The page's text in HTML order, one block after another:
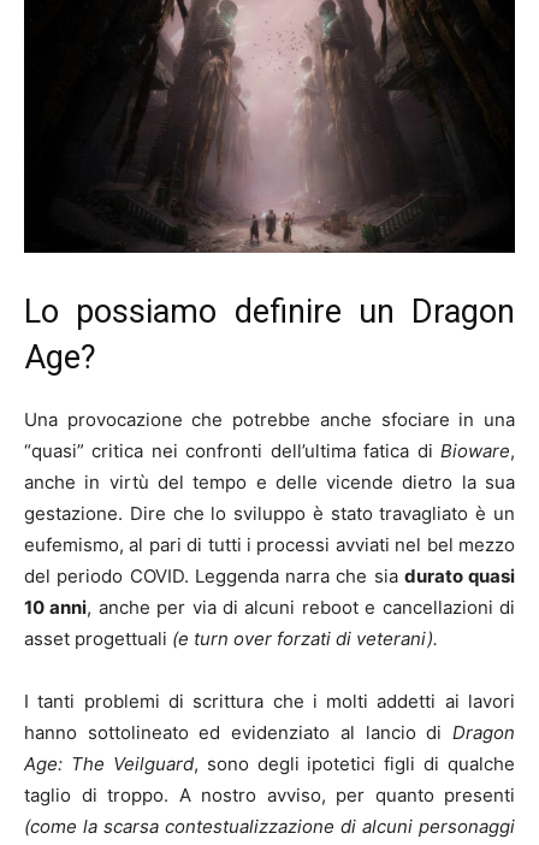
Lo possiamo definire un Dragon
Age?
Una provocazione che potrebbe anche sfociare in una
“quasi” critica nei confronti dell’ultima fatica di Bioware,
anche in virtù del tempo e delle vicende dietro la sua
gestazione. Dire che lo sviluppo è stato travagliato è un
eufemismo, al pari di tutti i processi avviati nel bel mezzo
del periodo COVID. Leggenda narra che sia durato quasi
10 anni, anche per via di alcuni reboot e cancellazioni di
asset progettuali (e turn over forzati di veterani).
I tanti problemi di scrittura che i molti addetti ai lavori
hanno sottolineato ed evidenziato al lancio di Dragon
Age: The Veilguard, sono degli ipotetici figli di qualche
taglio di troppo. A nostro avviso, per quanto presenti
(come la scarsa contestualizzazione di alcuni personaggi